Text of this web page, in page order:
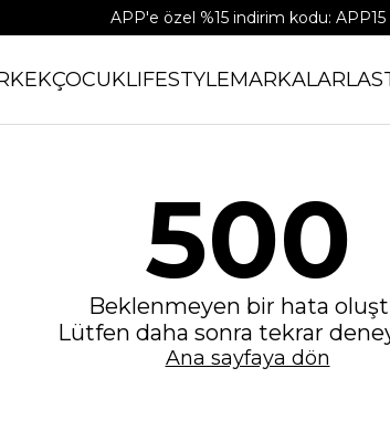
APP'e özel %15 indirim kodu: APP15
ÇOCUKLIFESTYLEMARKALAR
500
Beklenmeyen bir hata
Lütfen daha sonra tekrar
Ana sayfaya dön